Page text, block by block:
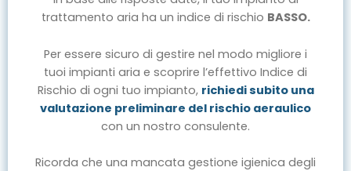
trattamento aria ha un indice di rischio BASSO.
Per essere sicuro di gestire nel modo migliore i
tuoi impianti aria e scoprire l’effettivo Indice di
Rischio di ogni tuo impianto, richiedi subito una
valutazione preliminare del rischio aeraulico
con un nostro consulente.
Ricorda che una mancata gestione igienica degli